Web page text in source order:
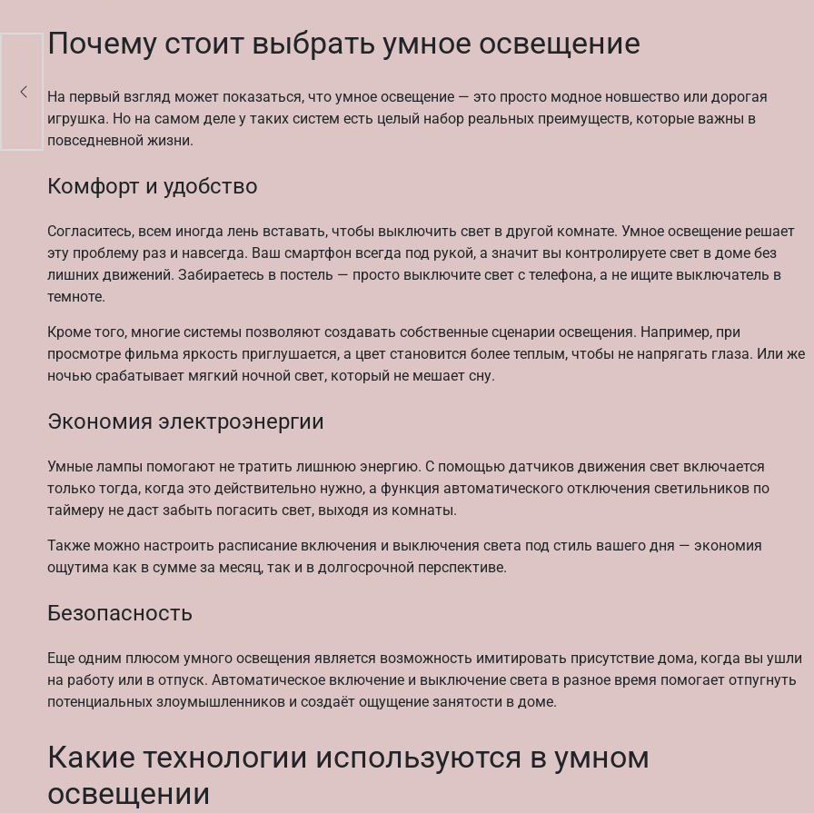
Почему стоит выбрать умное освещение
На первый взгляд может показаться, что умное освещение — это просто модное новшество или дорогая
игрушка. Но на самом деле у таких систем есть целый набор реальных преимуществ, которые важны в
повседневной жизни.
Комфорт и удобство
Согласитесь, всем иногда лень вставать, чтобы выключить свет в другой комнате. Умное освещение решает
эту проблему раз и навсегда. Ваш смартфон всегда под рукой, а значит вы контролируете свет в доме без
лишних движений. Забираетесь в постель — просто выключите свет с телефона, а не ищите выключатель в
темноте.
Кроме того, многие системы позволяют создавать собственные сценарии освещения. Например, при
просмотре фильма яркость приглушается, а цвет становится более теплым, чтобы не напрягать глаза. Или же
ночью срабатывает мягкий ночной свет, который не мешает сну.
Экономия электроэнергии
Умные лампы помогают не тратить лишнюю энергию. С помощью датчиков движения свет включается
только тогда, когда это действительно нужно, а функция автоматического отключения светильников по
таймеру не даст забыть погасить свет, выходя из комнаты.
Также можно настроить расписание включения и выключения света под стиль вашего дня — экономия
ощутима как в сумме за месяц, так и в долгосрочной перспективе.
Безопасность
Еще одним плюсом умного освещения является возможность имитировать присутствие дома, когда вы ушли
на работу или в отпуск. Автоматическое включение и выключение света в разное время помогает отпугнуть
потенциальных злоумышленников и создаёт ощущение занятости в доме.
Какие технологии используются в умном
освещении